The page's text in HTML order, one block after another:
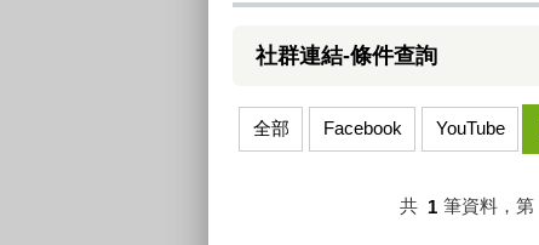
社群連結-條件查詢
全部 Facebook YouTube
共 1 筆資料，第